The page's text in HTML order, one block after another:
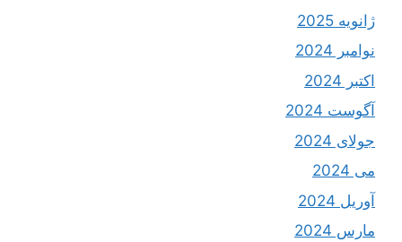
ژانویه 2025
نوامبر 2024
اکتبر 2024
آگوست 2024
جولای 2024
می 2024
آوریل 2024
مارس 2024